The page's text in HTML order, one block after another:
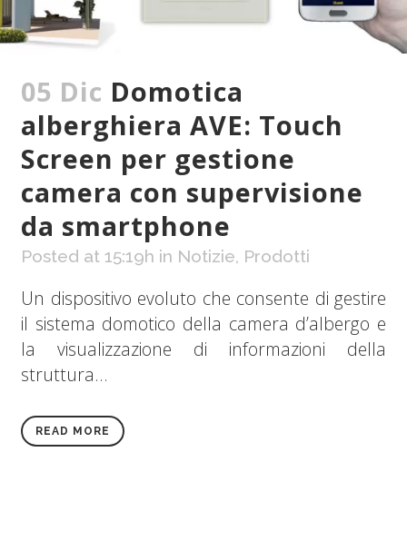
05 Dic Domotica
alberghiera AVE: Touch
Screen per gestione
camera con supervisione
da smartphone
Posted at 15:19h in Notizie, Prodotti
Un dispositivo evoluto che consente di gestire
il sistema domotico della camera d’albergo e
la visualizzazione di informazioni della
struttura...
READ MORE